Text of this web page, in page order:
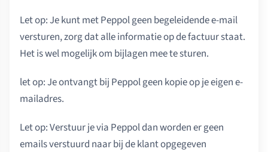
Let op: Je kunt met Peppol geen begeleidende e-mail
versturen, zorg dat alle informatie op de factuur staat.
Het is wel mogelijk om bijlagen mee te sturen.
let op: Je ontvangt bij Peppol geen kopie op je eigen e-
mailadres.
Let op: Verstuur je via Peppol dan worden er geen
emails verstuurd naar bij de klant opgegeven